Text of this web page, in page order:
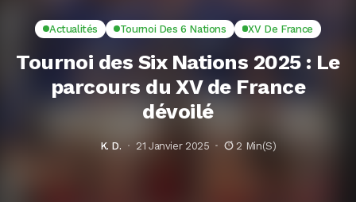
Actualités Tournoi Des 6 Nations XV De France
Tournoi des Six Nations 2025 : Le
parcours du XV de France
dévoilé
K. D. 21 Janvier 2025 2 Min(s)